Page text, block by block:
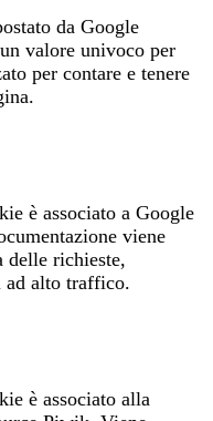
da Google
valore univoco per
per contare e tenere
è associato a Google
viene
delle richieste,
alto traffico.
è associato alla